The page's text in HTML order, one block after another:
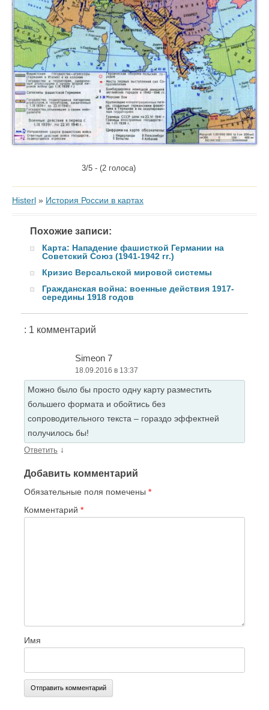
3/5 - (2 голоса)
Histerl » История России в картах
Похожие записи:
Карта: Нападение фашисткой Германии на
Советский Союз (1941-1942 гг.)
Кризис Версальской мировой системы
Гражданская война: военные действия 1917-
середины 1918 годов
: 1 комментарий
Simeon 7
18.09.2016 в 13:37
Можно было бы просто одну карту разместить
большего формата и обойтись без
сопроводительного текста – гораздо эффектней
получилось бы!
Ответить ↓
Добавить комментарий
Обязательные поля помечены *
Комментарий *
Имя